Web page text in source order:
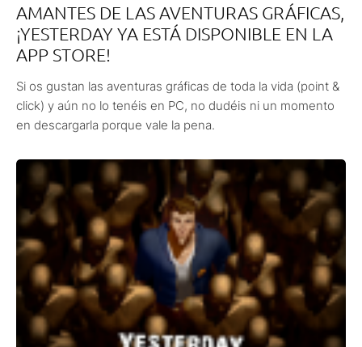
AMANTES DE LAS AVENTURAS GRÁFICAS,
¡YESTERDAY YA ESTÁ DISPONIBLE EN LA
APP STORE!
Si os gustan las aventuras gráficas de toda la vida (point &
click) y aún no lo tenéis en PC, no dudéis ni un momento
en descargarla porque vale la pena.